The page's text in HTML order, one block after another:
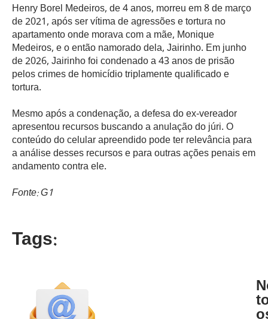
Henry Borel Medeiros, de 4 anos, morreu em 8 de março
de 2021, após ser vítima de agressões e tortura no
apartamento onde morava com a mãe, Monique
Medeiros, e o então namorado dela, Jairinho. Em junho
de 2026, Jairinho foi condenado a 43 anos de prisão
pelos crimes de homicídio triplamente qualificado e
tortura.
Mesmo após a condenação, a defesa do ex-vereador
apresentou recursos buscando a anulação do júri. O
conteúdo do celular apreendido pode ter relevância para
a análise desses recursos e para outras ações penais em
andamento contra ele.
Fonte: G1
Tags: